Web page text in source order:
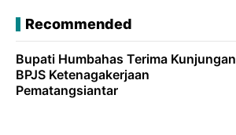
Recommended
Bupati Humbahas Terima Kunjungan
BPJS Ketenagakerjaan
Pematangsiantar